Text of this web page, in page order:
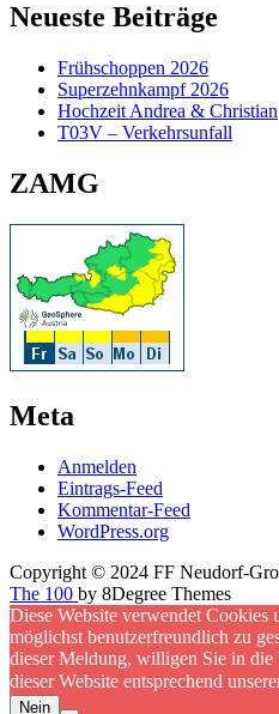
Neueste Beiträge
Frühschoppen 2026
Superzehnkampf 2026
Hochzeit Andrea & Christian
T03V – Verkehrsunfall
ZAMG
Meta
Anmelden
Eintrags-Feed
Kommentar-Feed
WordPress.org
Copyright © 2024 FF Neudorf-
The 100 by 8Degree Themes
Diese Website verwendet Cookies
möglichst benutzerfreundlich zu
dieser Meldung, willigen Sie in
dieser Website entsprechend
Nein